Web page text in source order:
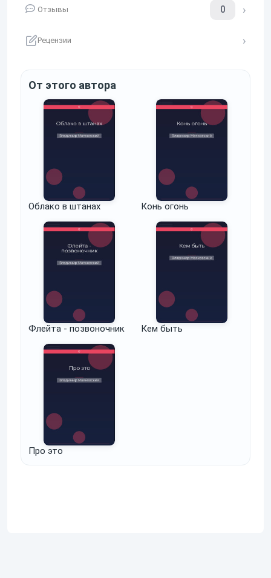
Отзывы 0
Рецензии
От этого автора
Облако в штанах Конь огонь
Флейта - позвоночник Кем быть
Про это